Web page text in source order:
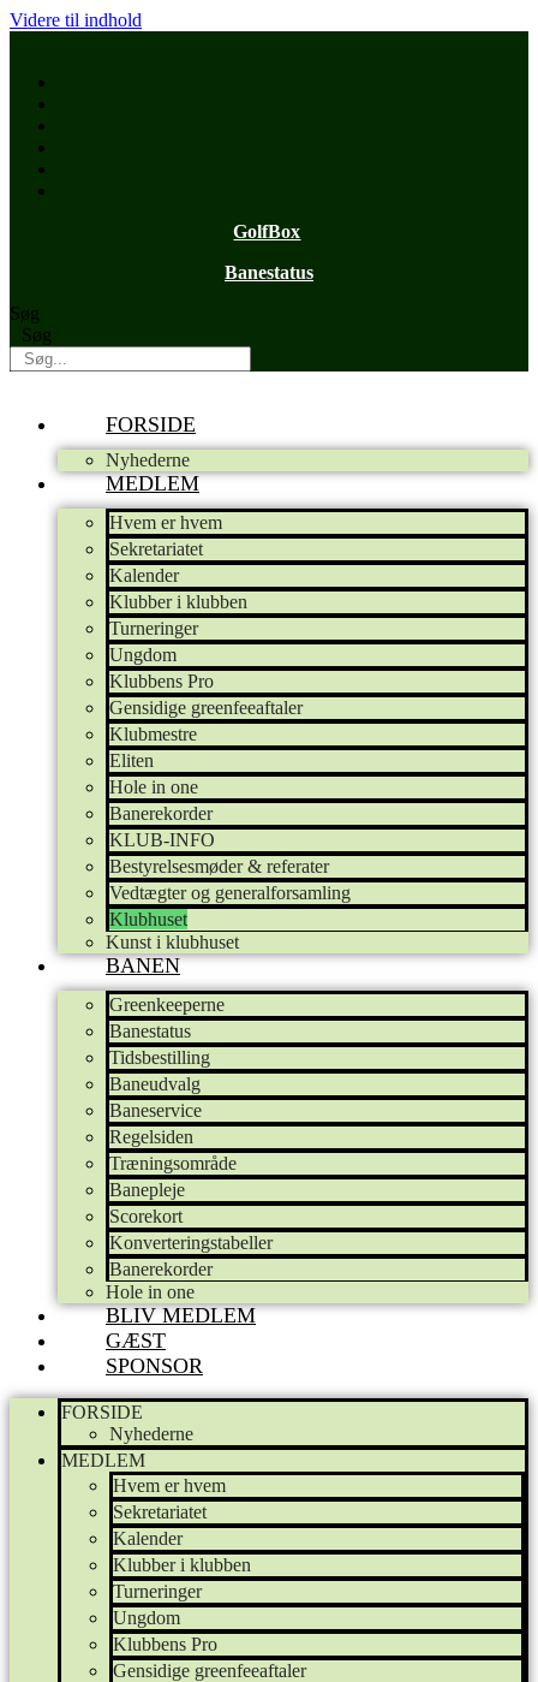
Videre til indhold
GolfBox
Banestatus
Søg
Søg
FORSIDE
Nyhederne
MEDLEM
Hvem er hvem
Sekretariatet
Kalender
Klubber i klubben
Turneringer
Ungdom
Klubbens Pro
Gensidige greenfeeaftaler
Klubmestre
Eliten
Hole in one
Banerekorder
KLUB-INFO
Bestyrelsesmøder & referater
Vedtægter og generalforsamling
Klubhuset
Kunst i klubhuset
BANEN
Greenkeeperne
Banestatus
Tidsbestilling
Baneudvalg
Baneservice
Regelsiden
Træningsområde
Banepleje
Scorekort
Konverteringstabeller
Banerekorder
Hole in one
BLIV MEDLEM
GÆST
SPONSOR
FORSIDE
Nyhederne
MEDLEM
Hvem er hvem
Sekretariatet
Kalender
Klubber i klubben
Turneringer
Ungdom
Klubbens Pro
Gensidige greenfeeaftaler